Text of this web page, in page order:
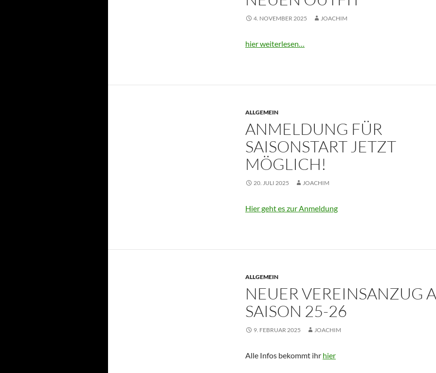
4. NOVEMBER 2025 JOACHIM
hier weiterlesen…
ALLGEMEIN
ANMELDUNG FÜR
SAISONSTART JETZT
MÖGLICH!
20. JULI 2025 JOACHIM
Hier geht es zur Anmeldung
ALLGEMEIN
NEUER VEREINSANZUG
SAISON 25-26
9. FEBRUAR 2025 JOACHIM
Alle Infos bekommt ihr hier